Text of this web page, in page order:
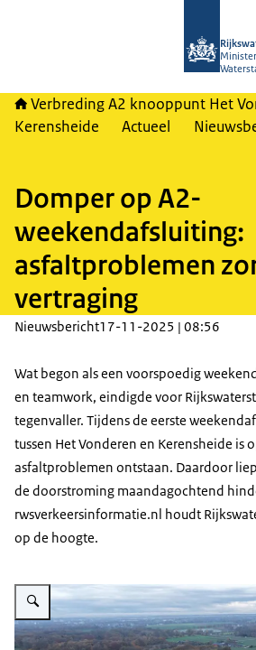
Verbreding A2 knooppunt Het
Kerensheide
Actueel
Domper op A2-
weekendafsluiting:
asfaltproblemen
vertraging
Nieuwsbericht17-11-2025 | 08:56
Wat begon als een voorspoedig
en teamwork, eindigde voor
tegenvaller. Tijdens de eerste
tussen Het Vonderen en Kerensheide is
asfaltproblemen ontstaan. Daardoor
de doorstroming maandagochtend
rwsverkeersinformatie.nl houdt
op de hoogte.
Vergroot afbeelding Droneoverzicht A2